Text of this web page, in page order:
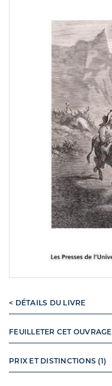
< DÉTAILS DU LIVRE
FEUILLETER CET OUVRAGE
PRIX ET DISTINCTIONS (1)